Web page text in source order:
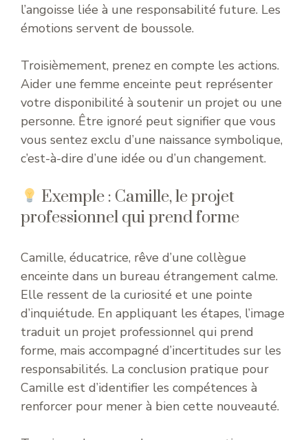
l’angoisse liée à une responsabilité future. Les
émotions servent de boussole.
Troisièmement, prenez en compte les actions.
Aider une femme enceinte peut représenter
votre disponibilité à soutenir un projet ou une
personne. Être ignoré peut signifier que vous
vous sentez exclu d’une naissance symbolique,
c’est-à-dire d’une idée ou d’un changement.
Exemple : Camille, le projet
professionnel qui prend forme
Camille, éducatrice, rêve d’une collègue
enceinte dans un bureau étrangement calme.
Elle ressent de la curiosité et une pointe
d’inquiétude. En appliquant les étapes, l’image
traduit un projet professionnel qui prend
forme, mais accompagné d’incertitudes sur les
responsabilités. La conclusion pratique pour
Camille est d’identifier les compétences à
renforcer pour mener à bien cette nouveauté.